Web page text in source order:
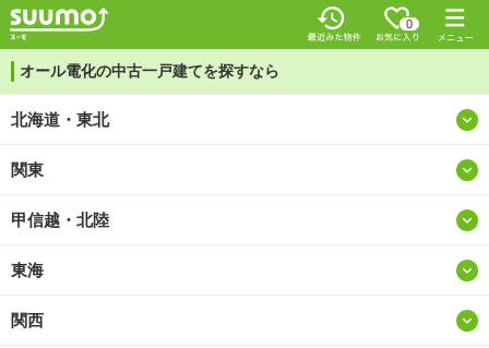
0
オール電化の中古一戸建てを探すなら
北海道・東北
北海道
青森
岩手
宮城
関東
東京
神奈川
埼玉
甲信越・北陸
山梨
新潟
東海
愛知
関西